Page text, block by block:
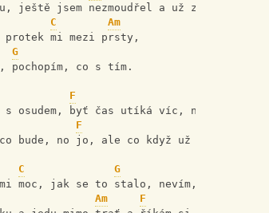
ještě jsem nezmoudřel a už zas blbnu,
C
Am
mi mezi prsty,
G
pochopím, co s tím.
F
osudem, byť čas utíká víc, než je milo,
F
bude, no jo, ale co když už bylo?
C
G
moc, jak se to stalo, nevím,
Am F